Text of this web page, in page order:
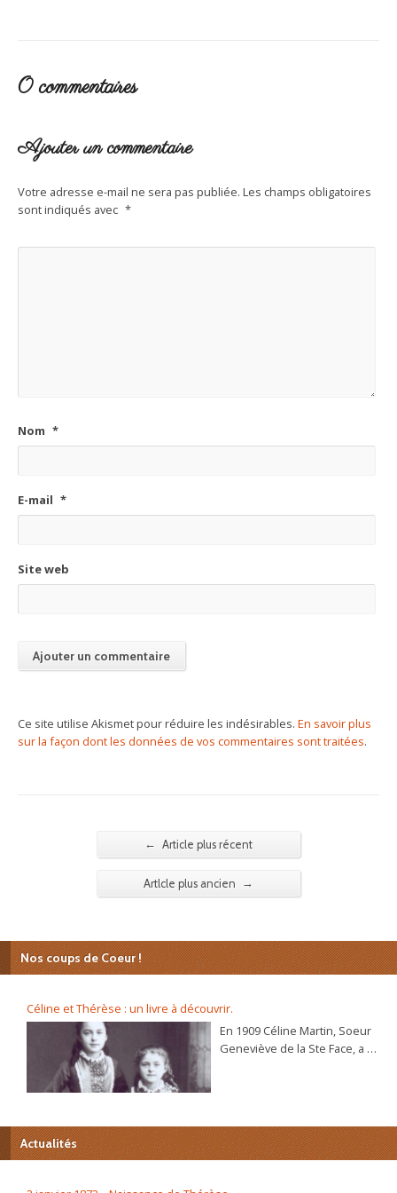
0 commentaires
Ajouter un commentaire
Votre adresse e-mail ne sera pas publiée. Les champs obligatoires
sont indiqués avec *
Nom *
E-mail *
Site web
Ce site utilise Akismet pour réduire les indésirables. En savoir plus
sur la façon dont les données de vos commentaires sont traitées.
← Article plus récent
Artlcle plus ancien →
Nos coups de Coeur !
Céline et Thérèse : un livre à découvrir.
En 1909 Céline Martin, Soeur
Geneviève de la Ste Face, a 40
béatification va s’ouvrir
bientôt. C’est alors que la
Actualités